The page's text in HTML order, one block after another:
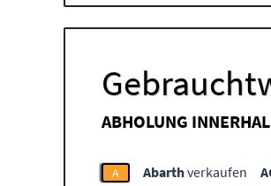
ABHOLUNG
A Abarthverkaufen